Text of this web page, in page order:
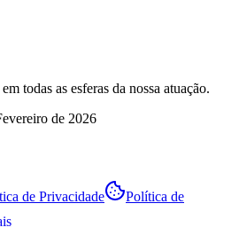
todas as esferas da nossa atuação.
de 2026
de Privacidade
Política de